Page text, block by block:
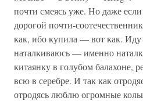
почти смеясь уже. Но даже
дорогой почти-
как, ибо купила — вот как.
наталкиваюсь — именно
китаянку в голубом балахоне,
всю в серебре. И так как
отродясь люблю огромные